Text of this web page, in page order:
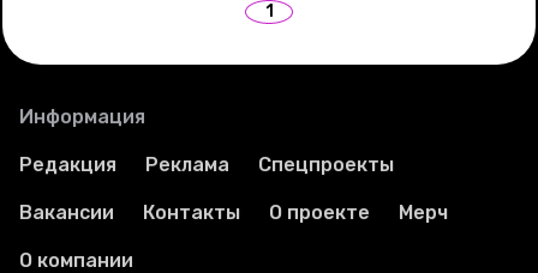
1
Информация
Редакция Реклама Спецпроекты
Вакансии Контакты О проекте Мерч
О компании